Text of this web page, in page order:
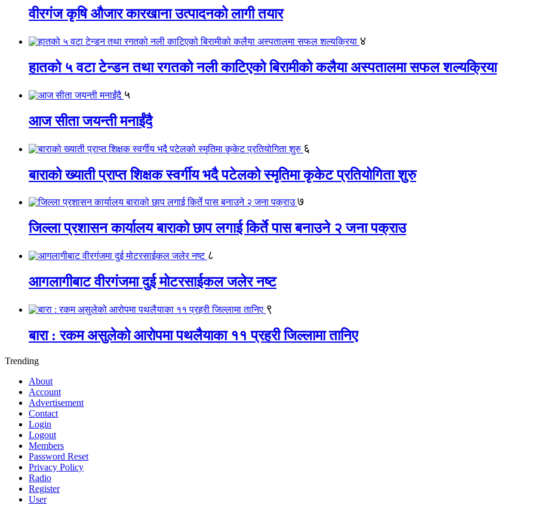
वीरगंज कृषि औजार कारखाना उत्पादनको लागी तयार
४
हातको ५ वटा टेन्डन तथा रगतको नली काटिएको बिरामीको कलैया अस्पतालमा सफल शल्यक्रिया
५
आज सीता जयन्ती मनाईंदै
६
बाराको ख्याती प्राप्त शिक्षक स्वर्गीय भदै पटेलको स्मृतिमा कृकेट प्रतियोगिता शुरु
७
जिल्ला प्रशासन कार्यालय बाराको छाप लगाई किर्ते पास बनाउने २ जना पक्राउ
८
आगलागीबाट वीरगंजमा दुई मोटरसाईकल जलेर नष्ट
९
बारा : रकम असुलेको आरोपमा पथलैयाका ११ प्रहरी जिल्लामा तानिए
Trending
About
Account
Advertisement
Contact
Login
Logout
Members
Password Reset
Privacy Policy
Radio
Register
User